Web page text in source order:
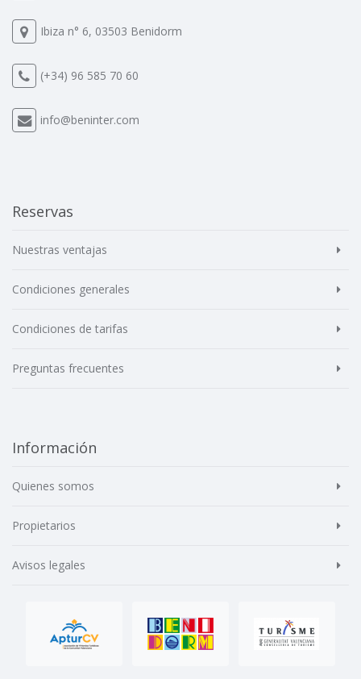
Ibiza n° 6, 03503 Benidorm
(+34) 96 585 70 60
info@beninter.com
Reservas
Nuestras ventajas
Condiciones generales
Condiciones de tarifas
Preguntas frecuentes
Información
Quienes somos
Propietarios
Avisos legales